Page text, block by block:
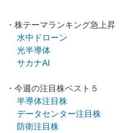
・株テーマランキング急上昇
水中ドローン
光半導体
サカナAI
・今週の注目株ベスト５
半導体注目株
データセンター注目株
防衛注目株